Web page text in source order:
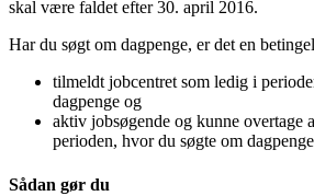
skal være faldet efter 30. april 2016.
Har du søgt om dagpenge, er det en
tilmeldt jobcentret som ledig i
dagpenge og
aktiv jobsøgende og kunne overtage
perioden, hvor du søgte om dagpenge
Sådan gør du